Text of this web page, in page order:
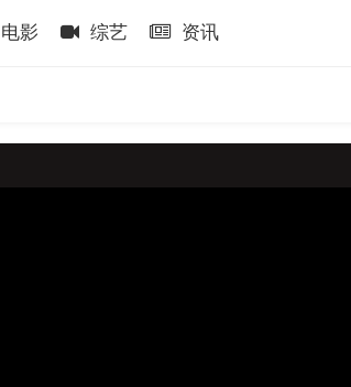
电影 综艺 资讯